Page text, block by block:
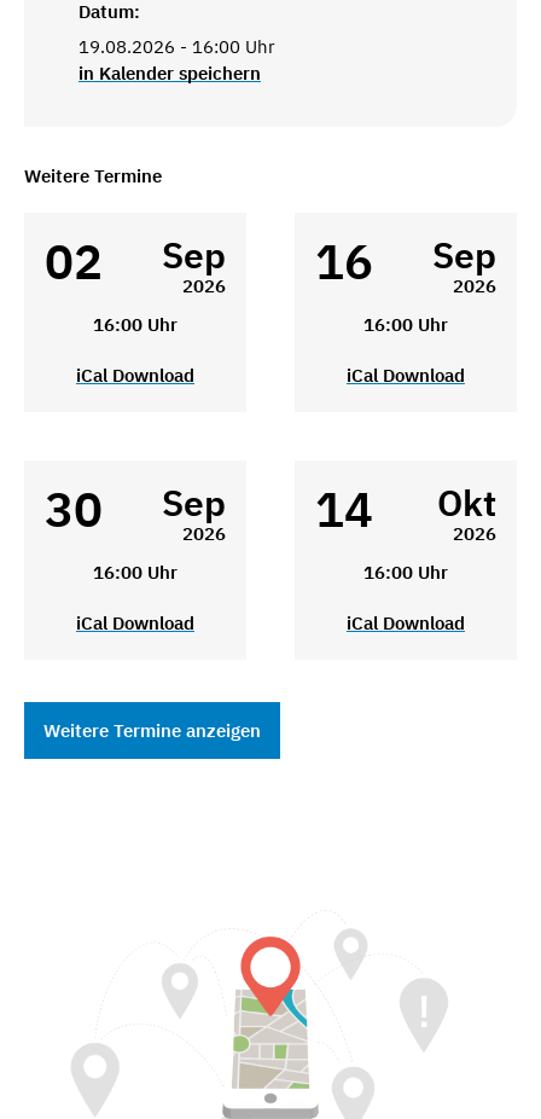
Datum:
19.08.2026 - 16:00 Uhr
in Kalender speichern
Weitere Termine
02 Sep
2026
16:00 Uhr
iCal Download
16 Sep
2026
16:00 Uhr
iCal Download
30 Sep
2026
16:00 Uhr
iCal Download
14 Okt
2026
16:00 Uhr
iCal Download
Weitere Termine anzeigen